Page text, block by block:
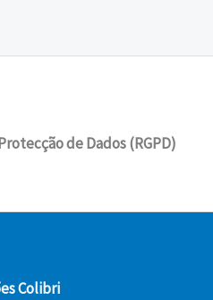
de Dados (RGPD)
Colibri